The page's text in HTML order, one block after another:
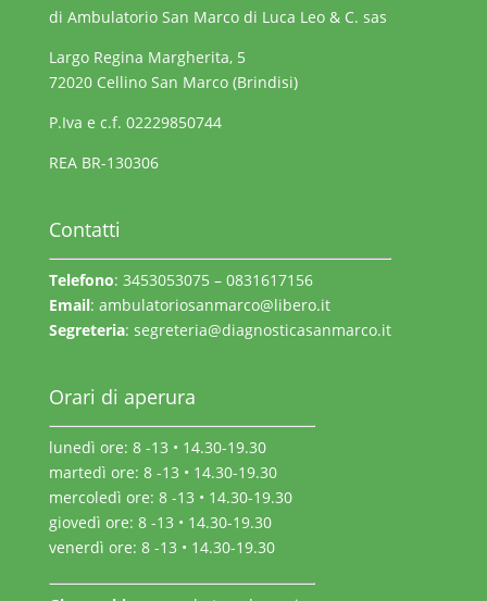
di Ambulatorio San Marco di Luca Leo & C. sas
Largo Regina Margherita, 5
72020 Cellino San Marco (Brindisi)
P.Iva e c.f. 02229850744
REA BR-130306
Contatti
Telefono: 3453053075 – 0831617156
Email: ambulatoriosanmarco@libero.it
Segreteria: segreteria@diagnosticasanmarco.it
Orari di aperura
lunedì ore: 8 -13 • 14.30-19.30
martedì ore: 8 -13 • 14.30-19.30
mercoledì ore: 8 -13 • 14.30-19.30
giovedì ore: 8 -13 • 14.30-19.30
venerdì ore: 8 -13 • 14.30-19.30